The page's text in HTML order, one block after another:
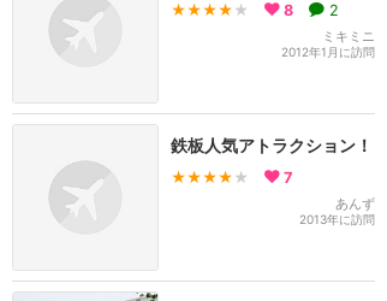
★★★★ ★ 8 2
ミキミニ
2012年1月に訪問
鉄板人気アトラクション！
★★★★ ★ 7
あんず
2013年に訪問